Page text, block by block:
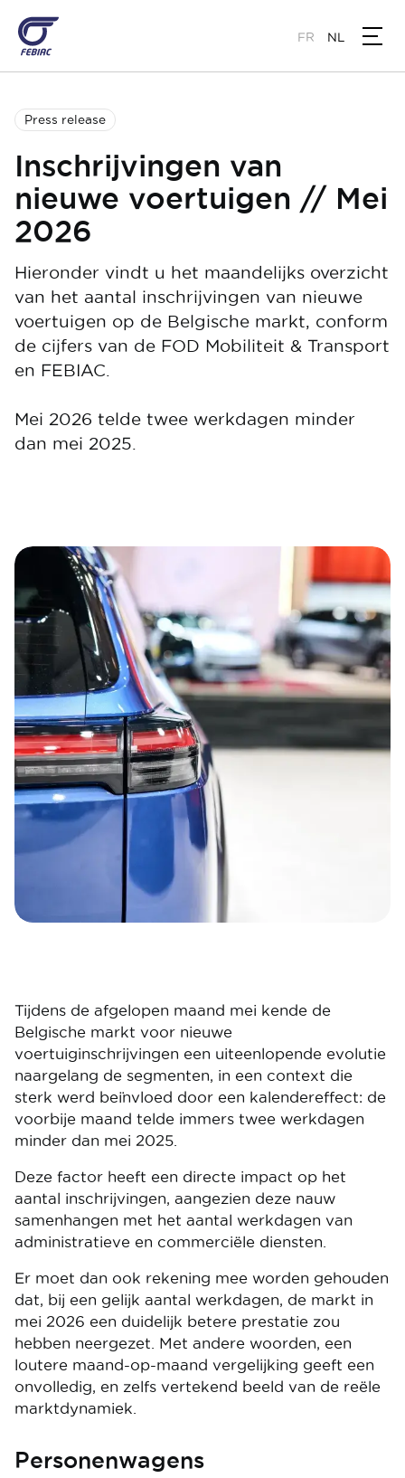
naar
de
gaan
FR NL
Press release
Inschrijvingen van
nieuwe voertuigen // Mei
2026
Hieronder vindt u het maandelijks overzicht
van het aantal inschrijvingen van nieuwe
voertuigen op de Belgische markt, conform
de cijfers van de FOD Mobiliteit & Transport
en FEBIAC.
Mei 2026 telde twee werkdagen minder
dan mei 2025.
Tijdens de afgelopen maand mei kende de
Belgische markt voor nieuwe
voertuiginschrijvingen een uiteenlopende evolutie
naargelang de segmenten, in een context die
sterk werd beïnvloed door een kalendereffect: de
voorbije maand telde immers twee werkdagen
minder dan mei 2025.
Deze factor heeft een directe impact op het
aantal inschrijvingen, aangezien deze nauw
samenhangen met het aantal werkdagen van
administratieve en commerciële diensten.
Er moet dan ook rekening mee worden gehouden
dat, bij een gelijk aantal werkdagen, de markt in
mei 2026 een duidelijk betere prestatie zou
hebben neergezet. Met andere woorden, een
loutere maand-op-maand vergelijking geeft een
onvolledig, en zelfs vertekend beeld van de reële
marktdynamiek.
Personenwagens